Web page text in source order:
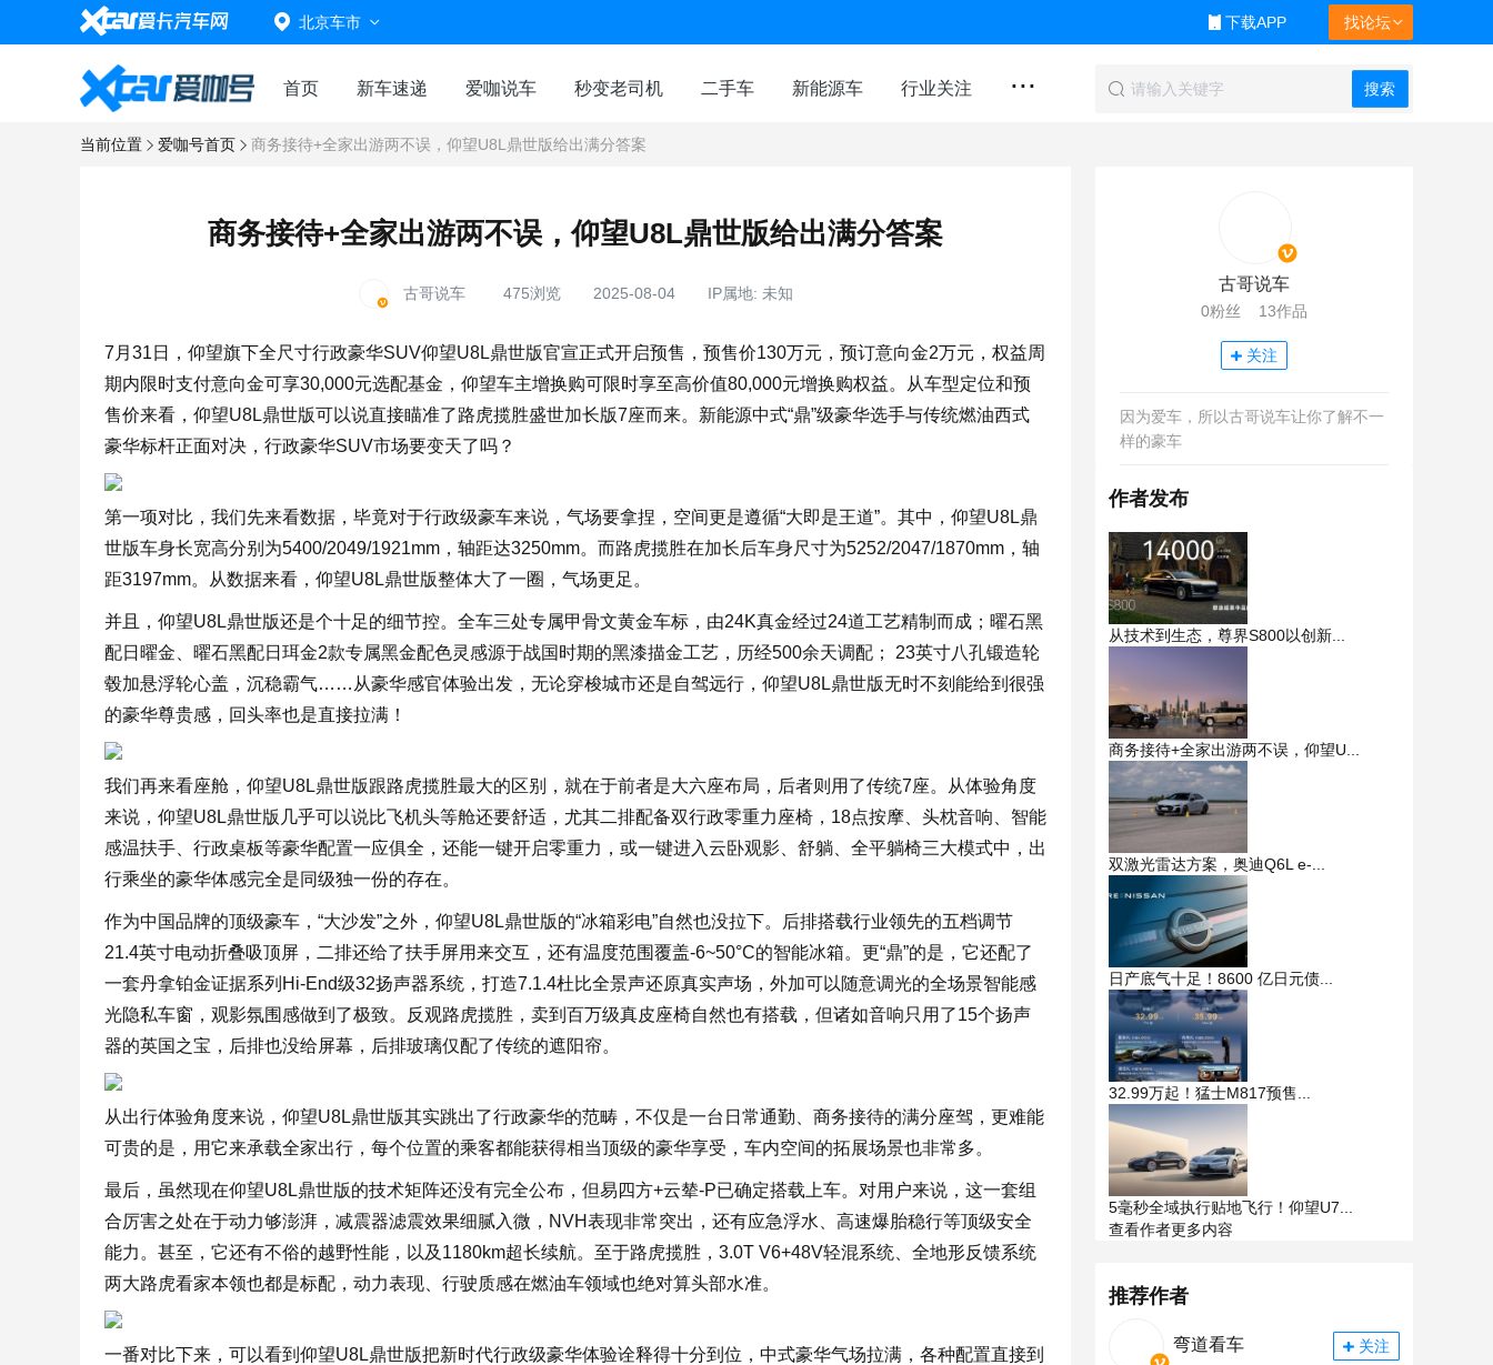
找论坛
下载APP
北京车市
首页 新车速递 爱咖说车 秒变老司机 二手车 新能源车 行业关注 ... 搜索
当前位置 爱咖号首页 商务接待+全家出游两不误，仰望U8L鼎世版给出满分答案
商务接待+全家出游两不误，仰望U8L鼎世版给出满分答案
古哥说车 475浏览 2025-08-04 IP属地: 未知
7月31日，仰望旗下全尺寸行政豪华SUV仰望U8L鼎世版官宣正式开启预售，预售价130万元，预订意向金2万元，权益周
期内限时支付意向金可享30,000元选配基金，仰望车主增换购可限时享至高价值80,000元增换购权益。从车型定位和预
售价来看，仰望U8L鼎世版可以说直接瞄准了路虎揽胜盛世加长版7座而来。新能源中式“鼎”级豪华选手与传统燃油西式
豪华标杆正面对决，行政豪华SUV市场要变天了吗？
第一项对比，我们先来看数据，毕竟对于行政级豪车来说，气场要拿捏，空间更是遵循“大即是王道”。其中，仰望U8L鼎
世版车身长宽高分别为5400/2049/1921mm，轴距达3250mm。而路虎揽胜在加长后车身尺寸为5252/2047/1870mm，轴
距3197mm。从数据来看，仰望U8L鼎世版整体大了一圈，气场更足。
并且，仰望U8L鼎世版还是个十足的细节控。全车三处专属甲骨文黄金车标，由24K真金经过24道工艺精制而成；曜石黑
配日曜金、曜石黑配日珥金2款专属黑金配色灵感源于战国时期的黑漆描金工艺，历经500余天调配； 23英寸八孔锻造轮
毂加悬浮轮心盖，沉稳霸气……从豪华感官体验出发，无论穿梭城市还是自驾远行，仰望U8L鼎世版无时不刻能给到很强
的豪华尊贵感，回头率也是直接拉满！
我们再来看座舱，仰望U8L鼎世版跟路虎揽胜最大的区别，就在于前者是大六座布局，后者则用了传统7座。从体验角度
来说，仰望U8L鼎世版几乎可以说比飞机头等舱还要舒适，尤其二排配备双行政零重力座椅，18点按摩、头枕音响、智能
感温扶手、行政桌板等豪华配置一应俱全，还能一键开启零重力，或一键进入云卧观影、舒躺、全平躺椅三大模式中，出
行乘坐的豪华体感完全是同级独一份的存在。
作为中国品牌的顶级豪车，“大沙发”之外，仰望U8L鼎世版的“冰箱彩电”自然也没拉下。后排搭载行业领先的五档调节
21.4英寸电动折叠吸顶屏，二排还给了扶手屏用来交互，还有温度范围覆盖-6~50°C的智能冰箱。更“鼎”的是，它还配了
一套丹拿铂金证据系列Hi-End级32扬声器系统，打造7.1.4杜比全景声还原真实声场，外加可以随意调光的全场景智能感
光隐私车窗，观影氛围感做到了极致。反观路虎揽胜，卖到百万级真皮座椅自然也有搭载，但诸如音响只用了15个扬声
器的英国之宝，后排也没给屏幕，后排玻璃仅配了传统的遮阳帘。
从出行体验角度来说，仰望U8L鼎世版其实跳出了行政豪华的范畴，不仅是一台日常通勤、商务接待的满分座驾，更难能
可贵的是，用它来承载全家出行，每个位置的乘客都能获得相当顶级的豪华享受，车内空间的拓展场景也非常多。
最后，虽然现在仰望U8L鼎世版的技术矩阵还没有完全公布，但易四方+云辇-P已确定搭载上车。对用户来说，这一套组
合厉害之处在于动力够澎湃，减震器滤震效果细腻入微，NVH表现非常突出，还有应急浮水、高速爆胎稳行等顶级安全
能力。甚至，它还有不俗的越野性能，以及1180km超长续航。至于路虎揽胜，3.0T V6+48V轻混系统、全地形反馈系统
两大路虎看家本领也都是标配，动力表现、行驶质感在燃油车领域也绝对算头部水准。
一番对比下来，可以看到仰望U8L鼎世版把新时代行政级豪华体验诠释得十分到位，中式豪华气场拉满，各种配置直接到
古哥说车
0粉丝 13作品
关注
因为爱车，所以古哥说车让你了解不一
样的豪车
作者发布
从技术到生态，尊界S800以创新...
商务接待+全家出游两不误，仰望U...
双激光雷达方案，奥迪Q6L e-...
日产底气十足！8600 亿日元债...
32.99万起！猛士M817预售...
5毫秒全域执行贴地飞行！仰望U7...
查看作者更多内容
推荐作者
弯道看车 关注